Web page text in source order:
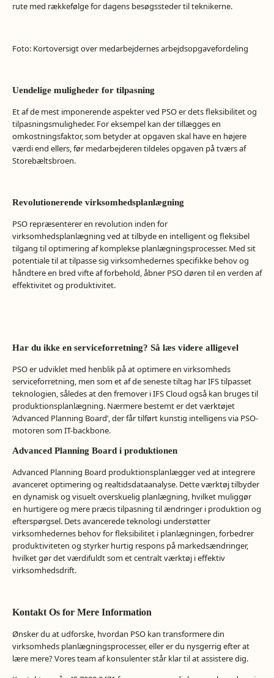
rute med rækkefølge for dagens besøgssteder til teknikerne.
Foto: Kortoversigt over medarbejdernes arbejdsopgavefordeling
Uendelige muligheder for tilpasning
Et af de mest imponerende aspekter ved PSO er dets fleksibilitet og
tilpasningsmuligheder. For eksempel kan der tillægges en
omkostningsfaktor, som betyder at opgaven skal have en højere
værdi end ellers, før medarbejderen tildeles opgaven på tværs af
Storebæltsbroen.
Revolutionerende virksomhedsplanlægning
PSO repræsenterer en revolution inden for
virksomhedsplanlægning ved at tilbyde en intelligent og fleksibel
tilgang til optimering af komplekse planlægningsprocesser. Med sit
potentiale til at tilpasse sig virksomhedernes specifikke behov og
håndtere en bred vifte af forbehold, åbner PSO døren til en verden af
effektivitet og produktivitet.
Har du ikke en serviceforretning? Så læs videre alligevel
PSO er udviklet med henblik på at optimere en virksomheds
serviceforretning, men som et af de seneste tiltag har IFS tilpasset
teknologien, således at den fremover i IFS Cloud også kan bruges til
produktionsplanlægning. Nærmere bestemt er det værktøjet
’Advanced Planning Board’, der får tilført kunstig intelligens via PSO-
motoren som IT-backbone.
Advanced Planning Board i produktionen
Advanced Planning Board produktionsplanlægger ved at integrere
avanceret optimering og realtidsdataanalyse. Dette værktøj tilbyder
en dynamisk og visuelt overskuelig planlægning, hvilket muliggør
en hurtigere og mere præcis tilpasning til ændringer i produktion og
efterspørgsel. Dets avancerede teknologi understøtter
virksomhedernes behov for fleksibilitet i planlægningen, forbedrer
produktiviteten og styrker hurtig respons på markedsændringer,
hvilket gør det værdifuldt som et centralt værktøj i effektiv
virksomhedsdrift.
Kontakt Os for Mere Information
Ønsker du at udforske, hvordan PSO kan transformere din
virksomheds planlægningsprocesser, eller er du nysgerrig efter at
lære mere? Vores team af konsulenter står klar til at assistere dig.